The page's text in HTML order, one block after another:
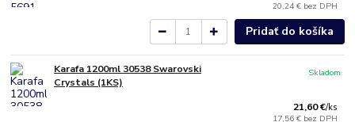
20,24 € bez DPH
Pridať do košíka
Karafa 1200ml 30538 Swarovski
Crystals (1KS)
21,60 €/ks
17,56 € bez DPH
Skladom